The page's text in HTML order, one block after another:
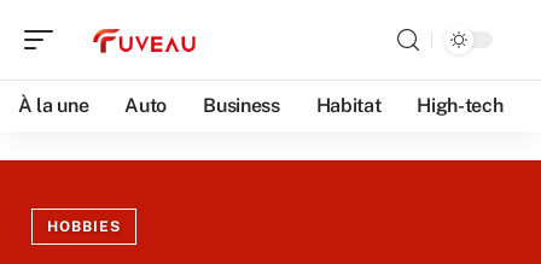
À la une Auto Business Habitat High-tech
HOBBIES